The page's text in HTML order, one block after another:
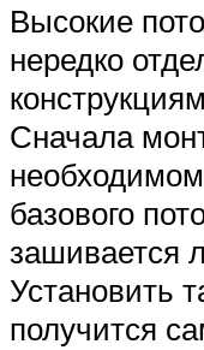
Высокие
нередко
Сначала
базового
зашивается
Установить
получится